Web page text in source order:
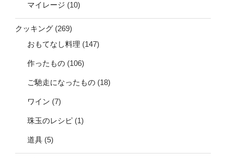
マイレージ (10)
クッキング (269)
おもてなし料理 (147)
作ったもの (106)
ご馳走になったもの (18)
ワイン (7)
珠玉のレシピ (1)
道具 (5)